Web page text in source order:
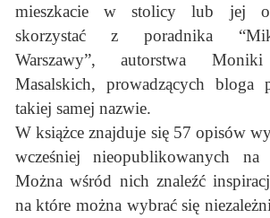
mieszkacie w stolicy lub jej
skorzystać z poradnika
Warszawy”, autorstwa
Masalskich, prowadzących bloga
takiej samej nazwie.
W książce znajduje się 57 opisów
wcześniej nieopublikowanych
Można wśród nich znaleźć
na które można wybrać się